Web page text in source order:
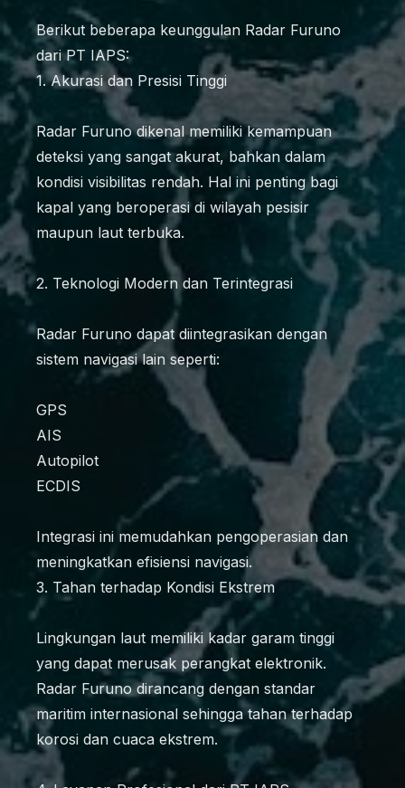
Berikut beberapa keunggulan Radar Furuno
dari PT IAPS:
1. Akurasi dan Presisi Tinggi
Radar Furuno dikenal memiliki kemampuan
deteksi yang sangat akurat, bahkan dalam
kondisi visibilitas rendah. Hal ini penting bagi
kapal yang beroperasi di wilayah pesisir
maupun laut terbuka.
2. Teknologi Modern dan Terintegrasi
Radar Furuno dapat diintegrasikan dengan
sistem navigasi lain seperti:
GPS
AIS
Autopilot
ECDIS
Integrasi ini memudahkan pengoperasian dan
meningkatkan efisiensi navigasi.
3. Tahan terhadap Kondisi Ekstrem
Lingkungan laut memiliki kadar garam tinggi
yang dapat merusak perangkat elektronik.
Radar Furuno dirancang dengan standar
maritim internasional sehingga tahan terhadap
korosi dan cuaca ekstrem.